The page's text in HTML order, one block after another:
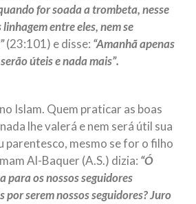
for soada a trombeta, nesse
entre eles, nem se
(23:101) e disse: “Amanhã apenas
úteis e nada mais”.
Islam. Quem praticar as boas
lhe valerá e nem será útil sua
parentesco, mesmo se for o filho
Al-Baquer (A.S.) dizia: “Ó
para os nossos seguidores
por serem nossos seguidores? Juro